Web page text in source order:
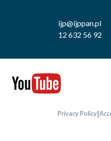
ijp@ijppan.pl
12 632 56 92
Privacy Policy|